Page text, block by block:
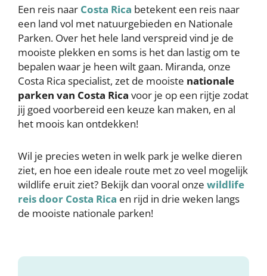
Een reis naar Costa Rica betekent een reis naar
een land vol met natuurgebieden en Nationale
Parken. Over het hele land verspreid vind je de
mooiste plekken en soms is het dan lastig om te
bepalen waar je heen wilt gaan. Miranda, onze
Costa Rica specialist, zet de mooiste nationale
parken van Costa Rica voor je op een rijtje zodat
jij goed voorbereid een keuze kan maken, en al
het moois kan ontdekken!
Wil je precies weten in welk park je welke dieren
ziet, en hoe een ideale route met zo veel mogelijk
wildlife eruit ziet? Bekijk dan vooral onze wildlife
reis door Costa Rica en rijd in drie weken langs
de mooiste nationale parken!